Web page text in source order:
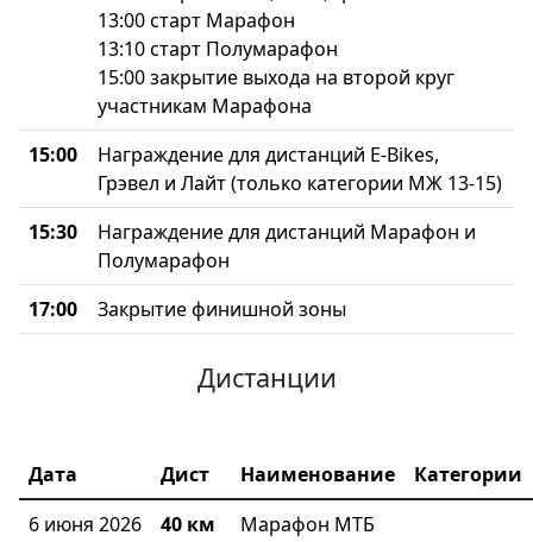
13:00 старт Марафон
13:10 старт Полумарафон
15:00 закрытие выхода на второй круг
участникам Марафона
15:00
Награждение для дистанций E-Bikes,
Грэвел и Лайт (только категории МЖ 13-15)
15:30
Награждение для дистанций Марафон и
Полумарафон
17:00
Закрытие финишной зоны
Дистанции
Дата Дист Наименование
Категории
6 июня 2026
40 км
Марафон МТБ